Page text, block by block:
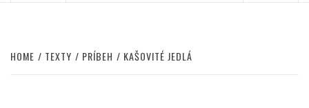
HOME TEXTY PRÍBEH KAŠOVITÉ JEDLÁ